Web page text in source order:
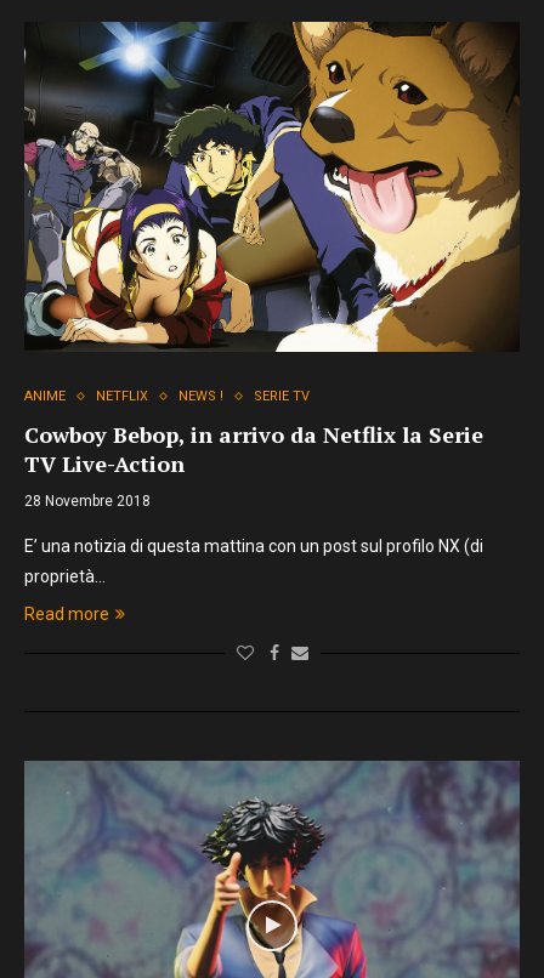
ANIME NETFLIX NEWS ! SERIE TV
Cowboy Bebop, in arrivo da Netflix la Serie
TV Live-Action
28 Novembre 2018
E’ una notizia di questa mattina con un post sul profilo NX (di
proprietà…
Read more